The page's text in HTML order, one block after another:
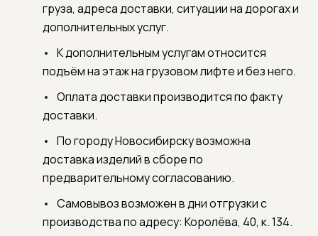
груза, адреса доставки, ситуации на дорогах и
дополнительных услуг.
К дополнительным услугам относится
подъём на этаж на грузовом лифте и без него.
Оплата доставки производится по факту
доставки.
По городу Новосибирску возможна
доставка изделий в сборе по
предварительному согласованию.
Самовывоз возможен в дни отгрузки с
производства по адресу: Королёва, 40, к. 134.